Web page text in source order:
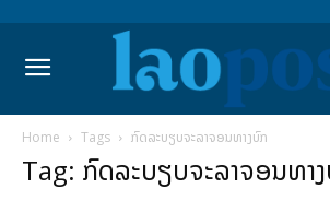
Home Tags ກົດລະບຽບຈະລາຈອນທາງບົກ
Tag: ກົດລະບຽບຈະລາຈອນທາ